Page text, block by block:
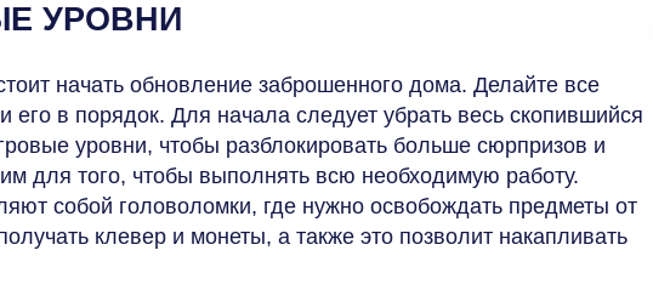
УРОВНИ
начать обновление заброшенного дома. Делайте все
его в порядок. Для начала следует убрать весь скопившийся
уровни, чтобы разблокировать больше сюрпризов и
для того, чтобы выполнять всю необходимую работу.
собой головоломки, где нужно освобождать предметы от
клевер и монеты, а также это позволит накапливать